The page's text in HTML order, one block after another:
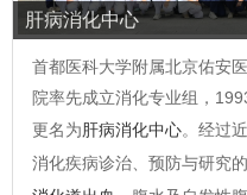
肝病消化中心
首都医科大学附属北京佑安
院率先成立消化专业组，
更名为肝病消化中心。经过
消化疾病诊治、预防与研究